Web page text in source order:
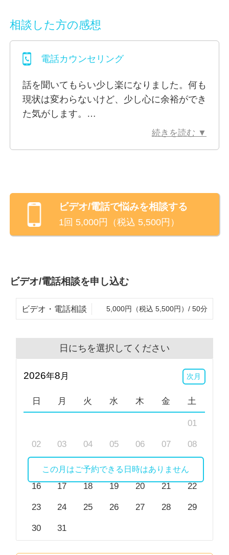
ご相談に来られませんか？
実は、私は社会人の時期、子育ての時期、話せる人が
おらず、本当に一人で悩み、もがき苦しみ、体を壊し
ちを強く持っていて、それに疑問を持ちませんでし
た。私の場合は、心理学を学び進んでいくと気づいて
いきました。学んでいく中で、仲間に話して理解して
もらって、自分に疑問を持つことができました。誰か
に話し、一緒に思い悩んで考えるだけで、少しはここ
で、ある生徒さんと先生とのやりとりでこう言ってい
ます。「『修学旅行に行けません』と言っていた子が
『修学旅行に行きません』と拒否（自己主張）が「で
ろうとしている感覚だったかもしれません。もしそう
であれば、無理して頑張ろうとせず、一つそうやって
主張ができてOK。しかもそれがもし私だったら、効
率よく省エネできていて、自分で選択して生きている
あたなと一緒に思い、考えることができれば、と願っ
ております。
＜カウンセリングの内容について＞
・カウンセリングでは、初回にて“このことを相談し
や生育歴などご自身のこと）をお伺いすることがあり
ますので、あらかじめご了承ください。
・ビデオカウンセリングにおいてはお顔出しにご抵抗
がある方は、カメラＯＦＦにしていただいても構いま
せん。
示」が必要となります。主治医の先生にカウンセリン
相談した方の感想
電話カウンセリング
話を聞いてもらい少し楽になりました。何も
現状は変わらないけど、少し心に余裕ができ
た気がします。
自分のために、これからも利用していきたい
続きを読む ▼
ビデオ/電話で悩みを相談する
1回 5,000円（税込 5,500円）
ビデオ/電話相談を申し込む
ビデオ・電話相談 5,000円（税込 5,500円）/ 50分
日にちを選択してください
2026年8 月 次月
日 月 火 水 木 金 土
01
02 03 04 05 06 07 08
10 11 12 13 14
16 17 18 19 20 21 22
23 24 25 26 27 28 29
30 31
この月はご予約できる日時はありません